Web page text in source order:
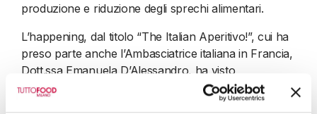
produzione e riduzione degli sprechi alimentari.
L’happening, dal titolo “The Italian Aperitivo!”, cui ha
preso parte anche l’Ambasciatrice italiana in Francia,
Dott.ssa Emanuela D’Alessandro, ha visto
protagonisti i formaggi italiani a indicazione
geografica, presentati grazie a un’attività di tasting e